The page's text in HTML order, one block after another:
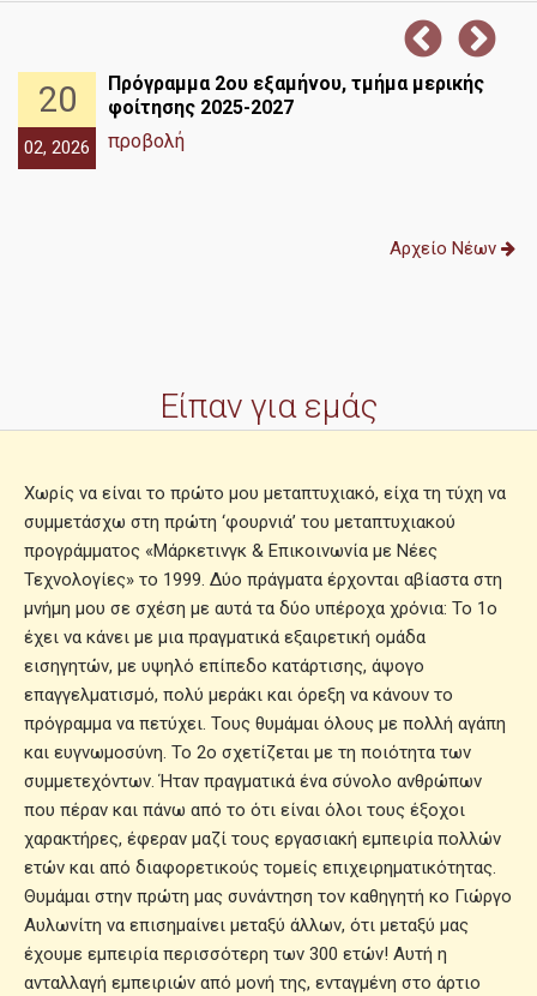
20
02, 2026
Πρόγραμμα 2ου εξαμήνου, τμήμα μερικής
φοίτησης 2025-2027
προβολή
Αρχείο Νέων
Είπαν για εμάς
Χωρίς να είναι το πρώτο μου μεταπτυχιακό, είχα τη τύχη να
συμμετάσχω στη πρώτη ‘φουρνιά’ του μεταπτυχιακού
προγράμματος «Μάρκετινγκ & Επικοινωνία με Νέες
Τεχνολογίες» το 1999. Δύο πράγματα έρχονται αβίαστα στη
μνήμη μου σε σχέση με αυτά τα δύο υπέροχα χρόνια: Το 1ο
έχει να κάνει με μια πραγματικά εξαιρετική ομάδα
εισηγητών, με υψηλό επίπεδο κατάρτισης, άψογο
επαγγελματισμό, πολύ μεράκι και όρεξη να κάνουν το
πρόγραμμα να πετύχει. Τους θυμάμαι όλους με πολλή αγάπη
και ευγνωμοσύνη. Το 2ο σχετίζεται με τη ποιότητα των
συμμετεχόντων. Ήταν πραγματικά ένα σύνολο ανθρώπων
που πέραν και πάνω από το ότι είναι όλοι τους έξοχοι
χαρακτήρες, έφεραν μαζί τους εργασιακή εμπειρία πολλών
ετών και από διαφορετικούς τομείς επιχειρηματικότητας.
Θυμάμαι στην πρώτη μας συνάντηση τον καθηγητή κο Γιώργο
Αυλωνίτη να επισημαίνει μεταξύ άλλων, ότι μεταξύ μας
έχουμε εμπειρία περισσότερη των 300 ετών! Αυτή η
ανταλλαγή εμπειριών από μονή της, ενταγμένη στο άρτιο